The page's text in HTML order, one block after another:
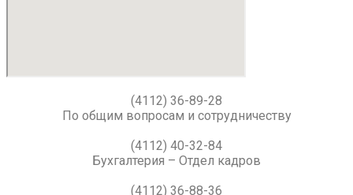
(4112) 36-89-28
По общим вопросам и сотрудничеству
(4112) 40-32-84
Бухгалтерия – Отдел кадров
(4112) 36-88-36